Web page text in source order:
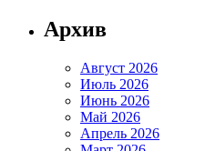
Архив
Август 2026
Июль 2026
Июнь 2026
Май 2026
Апрель 2026